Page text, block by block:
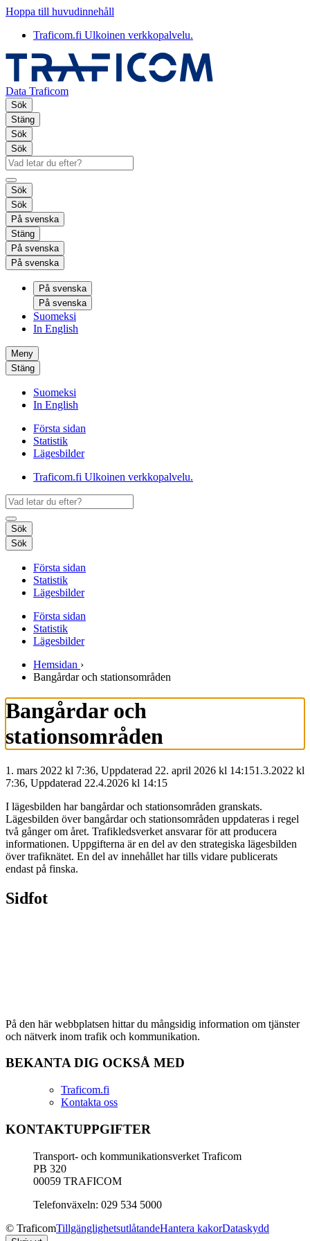
Hoppa till huvudinnehåll
Traficom.fi Ulkoinen verkkopalvelu.
Data Traficom
Sök
Stäng
Sök
Sök
Sök
Sök
På svenska
Stäng
På svenska
På svenska
På svenska
På svenska
Suomeksi
In English
Meny
Stäng
Suomeksi
In English
Första sidan
Statistik
Lägesbilder
Traficom.fi Ulkoinen verkkopalvelu.
Sök
Sök
Första sidan
Statistik
Lägesbilder
Första sidan
Statistik
Lägesbilder
Hemsidan ›
Bangårdar och stationsområden
Bangårdar och
stationsområden
1. mars 2022 kl 7:36, Uppdaterad 22. april 2026 kl 14:151.3.2022 kl
7:36, Uppdaterad 22.4.2026 kl 14:15
I lägesbilden har bangårdar och stationsområden granskats.
Lägesbilden över bangårdar och stationsområden uppdateras i regel
två gånger om året. Trafikledsverket ansvarar för att producera
informationen. Uppgifterna är en del av den strategiska lägesbilden
över trafiknätet. En del av innehållet har tills vidare publicerats
endast på finska.
Sidfot
På den här webbplatsen hittar du mångsidig information om tjänster
och nätverk inom trafik och kommunikation.
BEKANTA DIG OCKSÅ MED
Traficom.fi
Kontakta oss
KONTAKTUPPGIFTER
Transport- och kommunikationsverket Traficom
PB 320
00059 TRAFICOM
Telefonväxeln: 029 534 5000
© TraficomTillgänglighetsutlåtandeHantera kakorDataskydd